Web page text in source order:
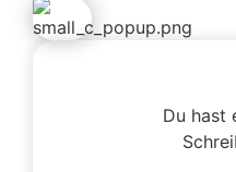
Du hast